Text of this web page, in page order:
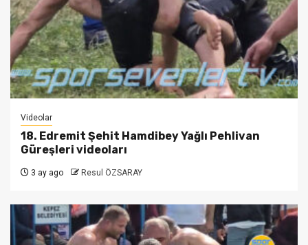
Videolar
18. Edremit Şehit Hamdibey Yağlı Pehlivan
Güreşleri videoları
3 ay ago Resul ÖZSARAY